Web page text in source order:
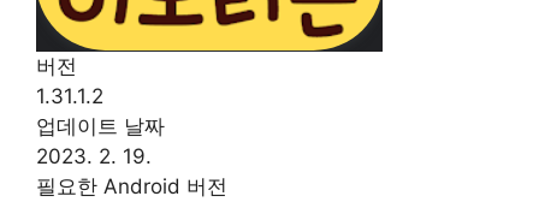
버전
1.31.1.2
업데이트 날짜
2023. 2. 19.
필요한 Android 버전